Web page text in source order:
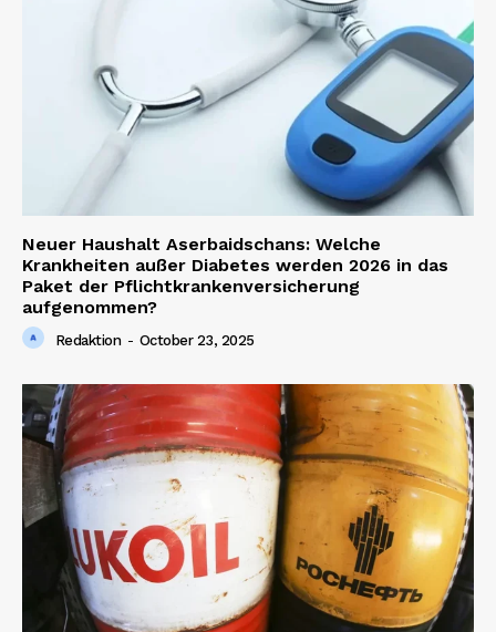
Neuer Haushalt Aserbaidschans: Welche
Krankheiten außer Diabetes werden 2026 in das
Paket der Pflichtkrankenversicherung
aufgenommen?
Redaktion - October 23, 2025